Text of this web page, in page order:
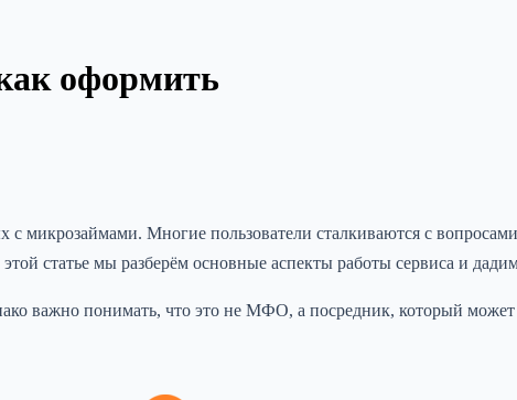
оформить
с микрозаймами. Многие пользователи сталкиваются с
статье мы разберём основные аспекты работы сервиса и
важно понимать, что это не МФО, а посредник, который может